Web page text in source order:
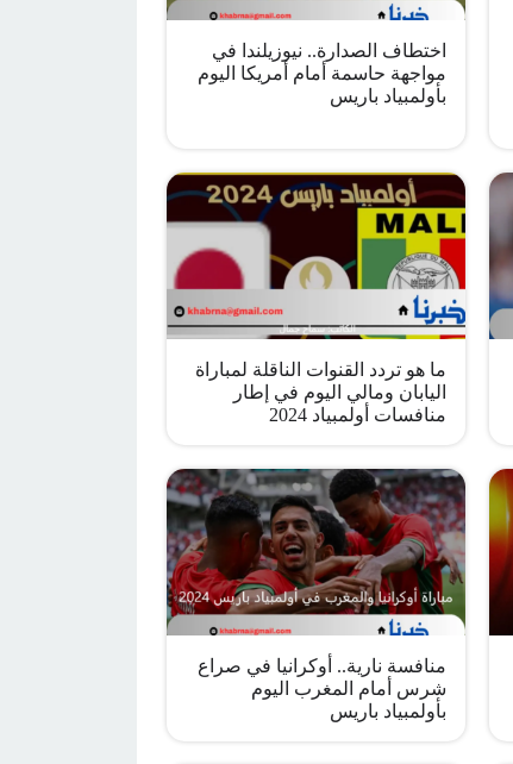
اختطاف الصدارة.. نيوزيلندا في
مواجهة حاسمة أمام أمريكا اليوم
بأولمبياد باريس
ما هو تردد القنوات الناقلة لمباراة
اليابان ومالي اليوم في إطار
منافسات أولمبياد 2024
منافسة نارية.. أوكرانيا في صراع
شرس أمام المغرب اليوم
بأولمبياد باريس